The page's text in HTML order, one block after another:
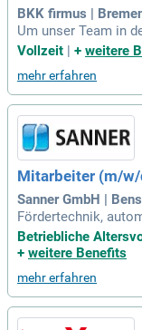
BKK firmus |
Um unser Team in
wir zum
riginal
B1_DE.
Vollzeit | + weitere
mehr erfahren
Mitarbeiter (m/
Sanner GmbH |
Fördertechnik,
lose
auf;
ogistischen Gewerke
Betriebliche
+ weitere Benefits
mehr erfahren